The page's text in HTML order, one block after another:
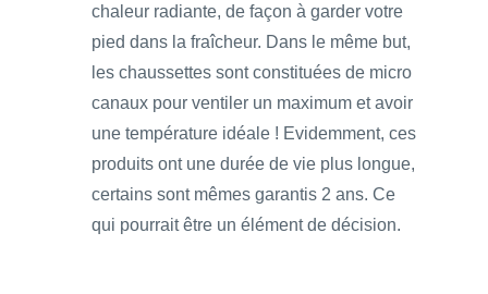
chaleur radiante, de façon à garder votre
pied dans la fraîcheur. Dans le même but,
les chaussettes sont constituées de micro
canaux pour ventiler un maximum et avoir
une température idéale ! Evidemment, ces
produits ont une durée de vie plus longue,
certains sont mêmes garantis 2 ans. Ce
qui pourrait être un élément de décision.